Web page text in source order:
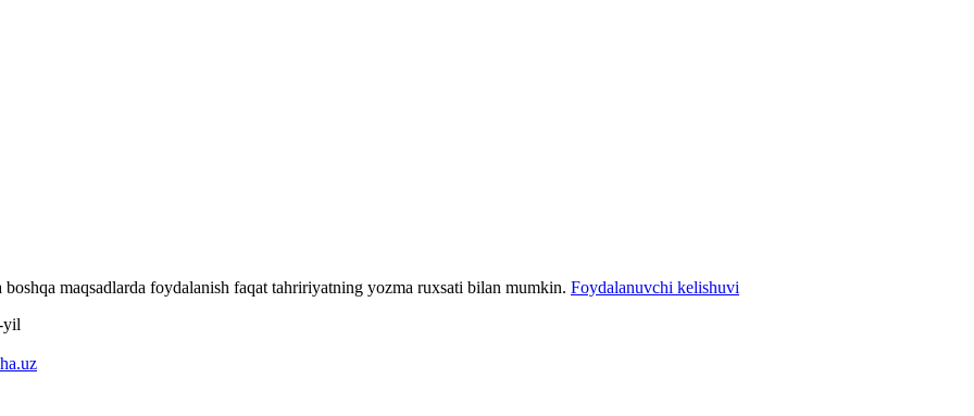
maqsadlarda foydalanish faqat tahririyatning yozma ruxsati bilan mumkin. Foydalanuvchi kelishuvi
yil